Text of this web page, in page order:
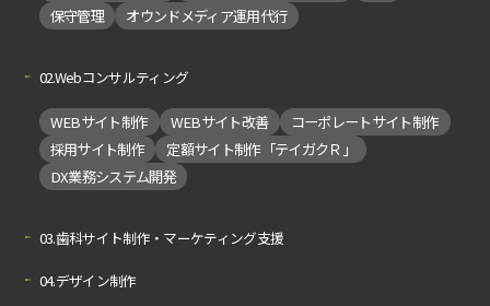
保守管理
オウンドメディア運用代行
02.Webコンサルティング
WEBサイト制作 WEBサイト改善
コーポレートサイト制作
採用サイト制作
定額サイト制作「テイガクＲ」
DX業務システム開発
03.歯科サイト制作・マーケティング支援
04.デザイン制作